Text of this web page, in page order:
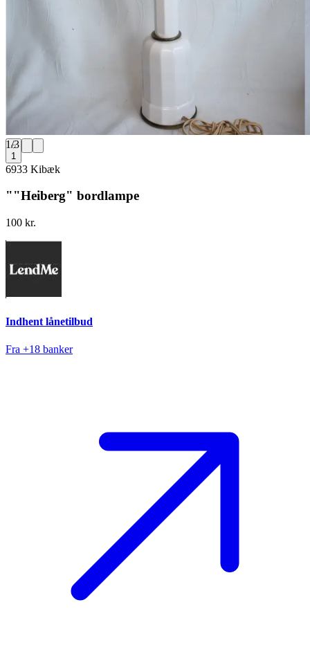
1/3
1
6933 Kibæk
""Heiberg" bordlampe
100 kr.
Indhent lånetilbud
Fra +18 banker